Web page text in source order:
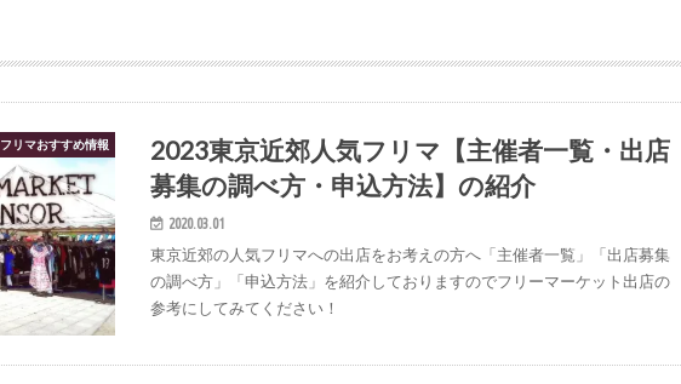
フリマおすすめ情報
2023東京近郊人気フリマ【主催者一覧・出店
募集の調べ方・申込方法】の紹介
2020.03.01
東京近郊の人気フリマへの出店をお考えの方へ「主催者一覧」「出店募集
の調べ方」「申込方法」を紹介しておりますのでフリーマーケット出店の
参考にしてみてください！